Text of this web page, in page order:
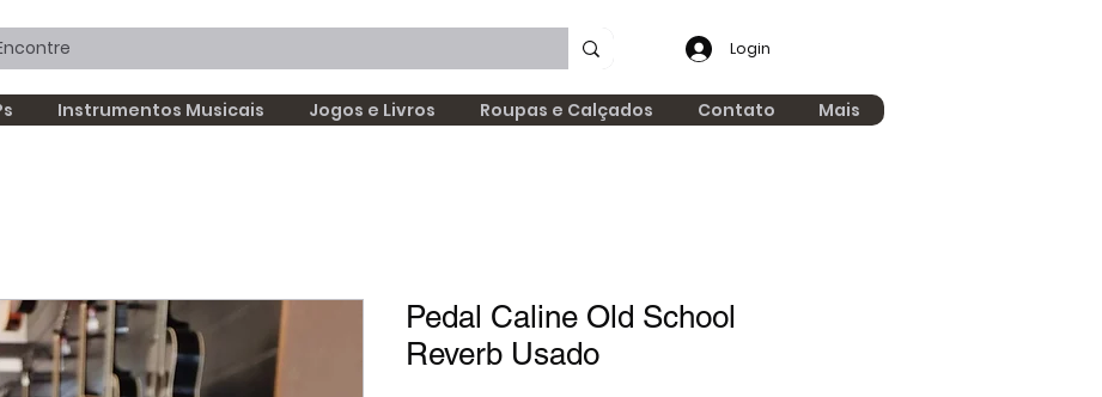
Login
Instrumentos Musicais Jogos e Livros Roupas e Calçados Contato Mais
Pedal Caline Old School
Reverb Usado